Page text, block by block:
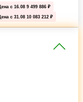
Цена с 16.08 9 499 886 ₽
Цена с 31.08 10 083 212 ₽